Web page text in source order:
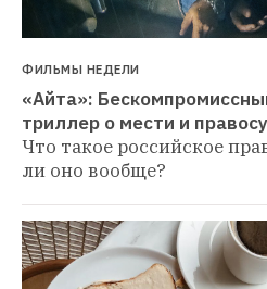
ФИЛЬМЫ НЕДЕЛИ
«Айта»:
триллер о мести и
Что такое российское
ли оно вообще?